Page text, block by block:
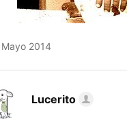
Mayo 2014
Lucerito